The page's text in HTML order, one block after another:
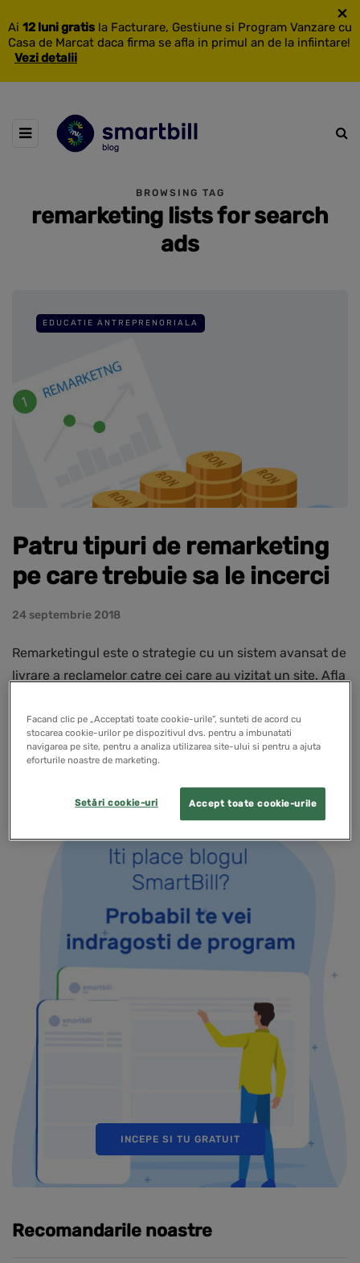
Ai 12 luni gratis la Facturare, Gestiune si Program Vanzare cu
Casa de Marcat daca firma se afla in primul an de la infiintare!
Vezi detalii
×
BROWSING TAG
remarketing lists for search
ads
EDUCATIE ANTREPRENORIALA
Patru tipuri de remarketing
pe care trebuie sa le incerci
24 septembrie 2018
Remarketingul este o strategie cu un sistem avansat de
livrare a reclamelor catre cei care au vizitat un site. Afla
READ MORE
INCEPE SI TU GRATUIT
Recomandarile noastre
Facand clic pe „Acceptati toate cookie-urile”, sunteti de acord cu
stocarea cookie-urilor pe dispozitivul dvs. pentru a imbunatati
navigarea pe site, pentru a analiza utilizarea site-ului si pentru a ajuta
eforturile noastre de marketing.
Accept toate cookie-urile
Setări cookie-uri